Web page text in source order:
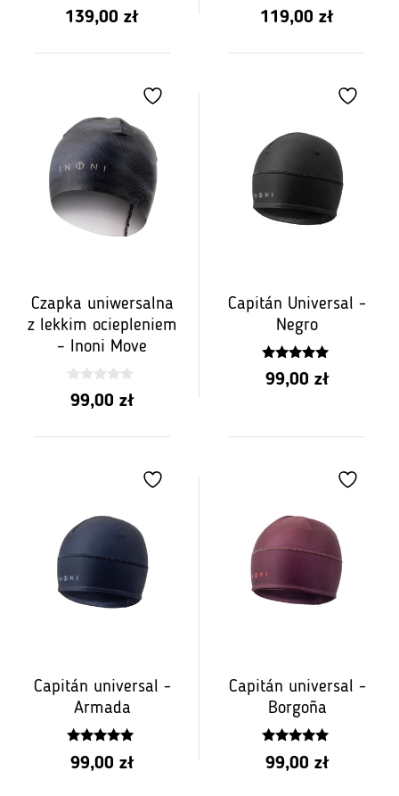
0
z
139,00 zł
4.81
z 5
119,00 zł
Czapka uniwersalna
z lekkim ociepleniem
– Inoni Move
0
z
99,00 zł
Capitán Universal -
Negro
5.00
z 5
99,00 zł
Capitán universal -
Armada
5.00
z 5
99,00 zł
Capitán universal -
Borgoña
5.00
z 5
99,00 zł